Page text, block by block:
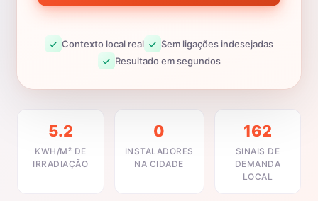
Contexto local real
Sem ligações indesejadas
Resultado em segundos
5.2
KWH/M² DE
IRRADIAÇÃO
0
INSTALADORES
NA CIDADE
162
SINAIS DE
DEMANDA
LOCAL